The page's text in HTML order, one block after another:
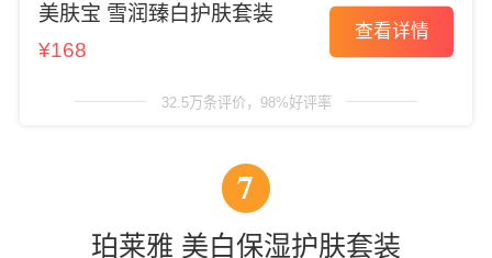
美肤宝 雪润臻白护肤套装
¥168
查看详情
32.5万条评价，98%好评率
7
珀莱雅 美白保湿护肤套装